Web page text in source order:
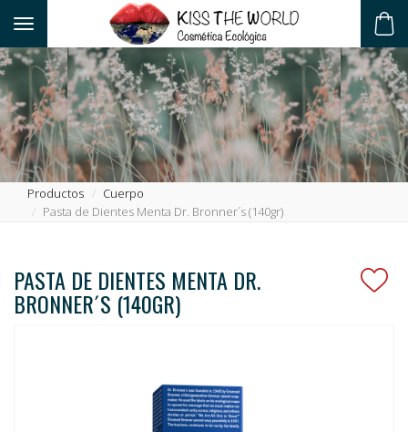
Toggle navigation
Productos
Cuerpo
Pasta de Dientes Menta Dr. Bronner´s (140gr)
PASTA DE DIENTES MENTA DR.
BRONNER´S (140GR)